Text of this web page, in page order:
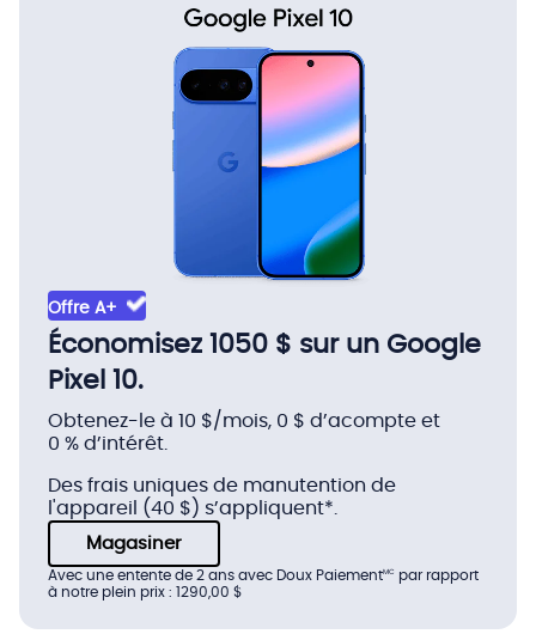
Offre A+
Économisez 1050 $ sur un Google
Pixel 10.
Obtenez-le à 10 $/mois$
, 0 $ d’acompte et
0 % d’intérêt.
Des frais uniques de manutention de
l'appareil (40 $) s’appliquent*.
Magasiner
Avec une entente de 2 ans avec Doux PaiementMC
par rapport
à notre plein prix : 1290,00 $